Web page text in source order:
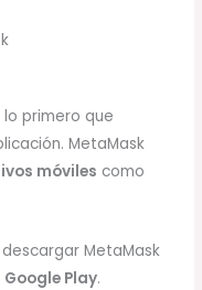
primero que
MetaMask
móviles como
MetaMask
Google Play.